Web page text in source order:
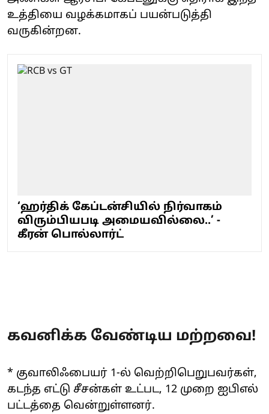
உத்தியை வழக்கமாகப் பயன்படுத்தி
வருகின்றன.
‘ஹர்திக் கேப்டன்சியில் நிர்வாகம்
விரும்பியபடி அமையவில்லை..’ -
கீரன் பொல்லார்ட்
கவனிக்க வேண்டிய மற்றவை!
* குவாலிஃபையர் 1-ல் வெற்றிபெறுபவர்கள்,
கடந்த எட்டு சீசன்கள் உட்பட, 12 முறை ஐபிஎல்
பட்டத்தை வென்றுள்ளனர்.